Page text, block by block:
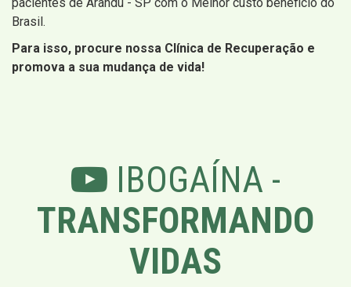
pacientes de Arandu - SP com o Melhor custo beneficio do
Brasil.
Para isso, procure nossa Clínica de Recuperação e
promova a sua mudança de vida!
IBOGAÍNA -
TRANSFORMANDO
VIDAS